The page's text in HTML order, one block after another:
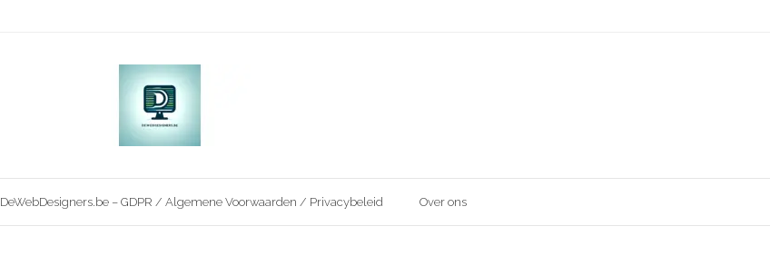
DeWebDesigners.be – GDPR / Algemene Voorwaarden / Privacybeleid Over ons